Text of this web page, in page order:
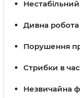
Нестабільний
Дивна робота
Порушення
Стрибки в
Незвичайна